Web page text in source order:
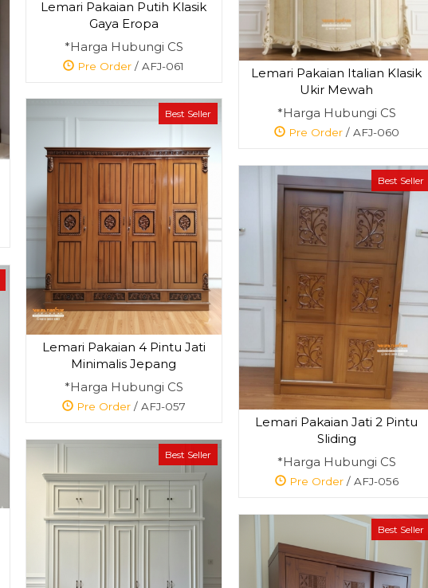
Lemari Pakaian Putih Klasik
Gaya Eropa
*Harga Hubungi CS
Pre Order / AFJ-061
Lemari Pakaian Italian Klasik
Ukir Mewah
*Harga Hubungi CS
Pre Order/ AFJ-060
Best Seller
Lemari Pakaian 4 Pintu Jati
Minimalis Jepang
*Harga Hubungi CS
Pre Order/ AFJ-057
Best Seller
Lemari Pakaian Jati 2 Pintu
Sliding
*Harga Hubungi CS
Pre Order/ AFJ-056
Best Seller
Best Seller